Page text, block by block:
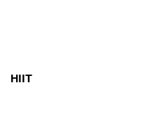
HIIT